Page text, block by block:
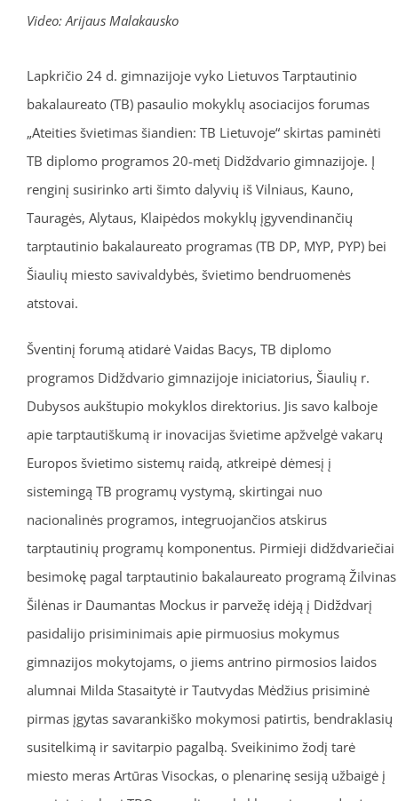
Video: Arijaus Malakausko
Lapkričio 24 d. gimnazijoje vyko Lietuvos Tarptautinio
bakalaureato (TB) pasaulio mokyklų asociacijos forumas
„Ateities švietimas šiandien: TB Lietuvoje“ skirtas paminėti
TB diplomo programos 20-metį Didždvario gimnazijoje. Į
renginį susirinko arti šimto dalyvių iš Vilniaus, Kauno,
Tauragės, Alytaus, Klaipėdos mokyklų įgyvendinančių
tarptautinio bakalaureato programas (TB DP, MYP, PYP) bei
Šiaulių miesto savivaldybės, švietimo bendruomenės
atstovai.
Šventinį forumą atidarė Vaidas Bacys, TB diplomo
programos Didždvario gimnazijoje iniciatorius, Šiaulių r.
Dubysos aukštupio mokyklos direktorius. Jis savo kalboje
apie tarptautiškumą ir inovacijas švietime apžvelgė vakarų
Europos švietimo sistemų raidą, atkreipė dėmesį į
sistemingą TB programų vystymą, skirtingai nuo
nacionalinės programos, integruojančios atskirus
tarptautinių programų komponentus. Pirmieji didždvariečiai
besimokę pagal tarptautinio bakalaureato programą Žilvinas
Šilėnas ir Daumantas Mockus ir parvežę idėją į Didždvarį
pasidalijo prisiminimais apie pirmuosius mokymus
gimnazijos mokytojams, o jiems antrino pirmosios laidos
alumnai Milda Stasaitytė ir Tautvydas Mėdžius prisiminė
pirmas įgytas savarankiško mokymosi patirtis, bendraklasių
susitelkimą ir savitarpio pagalbą. Sveikinimo žodį tarė
miesto meras Artūras Visockas, o plenarinę sesiją užbaigė į